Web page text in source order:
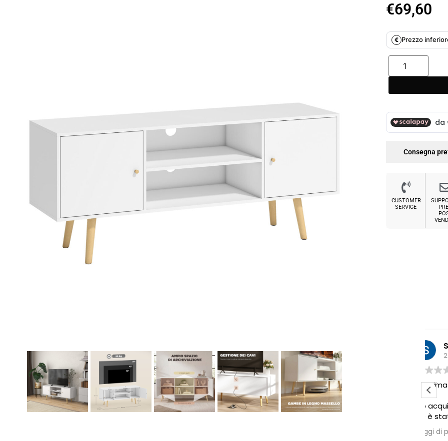
€69,60
€ Prezzo
Consegna
CUSTOMER
SERVICE
2 settimane fa
Pessima esperienza.
Ho acquistato due poltrone, ma